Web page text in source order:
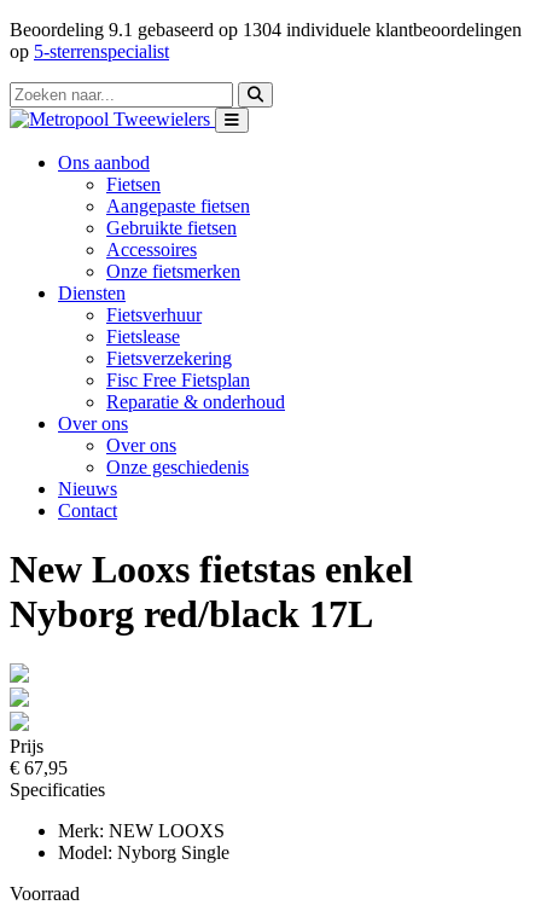
Beoordeling 9.1 gebaseerd op 1304 individuele klantbeoordelingen
op 5-sterrenspecialist
Ons aanbod
Fietsen
Aangepaste fietsen
Gebruikte fietsen
Accessoires
Onze fietsmerken
Diensten
Fietsverhuur
Fietslease
Fietsverzekering
Fisc Free Fietsplan
Reparatie & onderhoud
Over ons
Over ons
Onze geschiedenis
Nieuws
Contact
New Looxs fietstas enkel
Nyborg red/black 17L
Prijs
€ 67,95
Specificaties
Merk: NEW LOOXS
Model: Nyborg Single
Voorraad